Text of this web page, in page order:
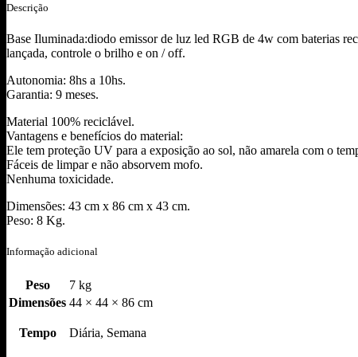
Descrição
Base Iluminada:diodo emissor de luz led RGB de 4w com baterias
lançada, controle o brilho e on / off.
Autonomia: 8hs a 10hs.
Garantia: 9 meses.
Material 100% reciclável.
Vantagens e benefícios do material:
Ele tem proteção UV para a exposição ao sol, não amarela com o
Fáceis de limpar e não absorvem mofo.
Nenhuma toxicidade.
Dimensões: 43 cm x 86 cm x 43 cm.
Peso: 8 Kg.
Informação adicional
Peso
7 kg
Dimensões 44 × 44 × 86 cm
Tempo Diária, Semana